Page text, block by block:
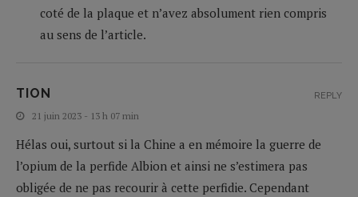
coté de la plaque et n’avez absolument rien compris
au sens de l’article.
TION
21 juin 2023 - 13 h 07 min
Hélas oui, surtout si la Chine a en mémoire la guerre de
l’opium de la perfide Albion et ainsi ne s’estimera pas
obligée de ne pas recourir à cette perfidie. Cependant
REPLY